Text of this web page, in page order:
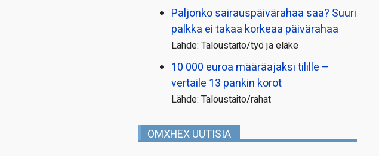
Paljonko sairauspäivä­rahaa saa? Suuri
palkka ei takaa korkeaa päivärahaa
Lähde: Taloustaito/työ ja eläke
10 000 euroa määräajaksi tilille –
vertaile 13 pankin korot
Lähde: Taloustaito/rahat
OMXHEX UUTISIA